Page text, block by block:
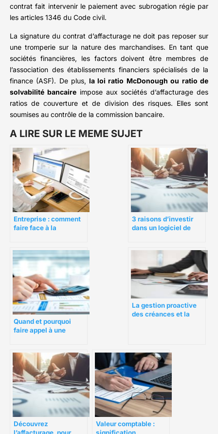
contrat fait intervenir le paiement avec subrogation régie par
les articles 1346 du Code civil.
La signature du contrat d’affacturage ne doit pas reposer sur
une tromperie sur la nature des marchandises. En tant que
sociétés financières, les factors doivent être membres de
l’association des établissements financiers spécialisés de la
finance (ASF). De plus, la loi ratio McDonough ou ratio de
solvabilité bancaireimpose aux sociétés d’affacturage des
ratios de couverture et de division des risques. Elles sont
soumises au contrôle de la commission bancaire.
A LIRE SUR LE MEME SUJET
Entreprise : comment
faire face à la
3 raisons d’investir
dans un logiciel de
Quand et pourquoi
faire appel à une
créances ?
La gestion proactive
des créances et la
Découvrez
Valeur comptable :